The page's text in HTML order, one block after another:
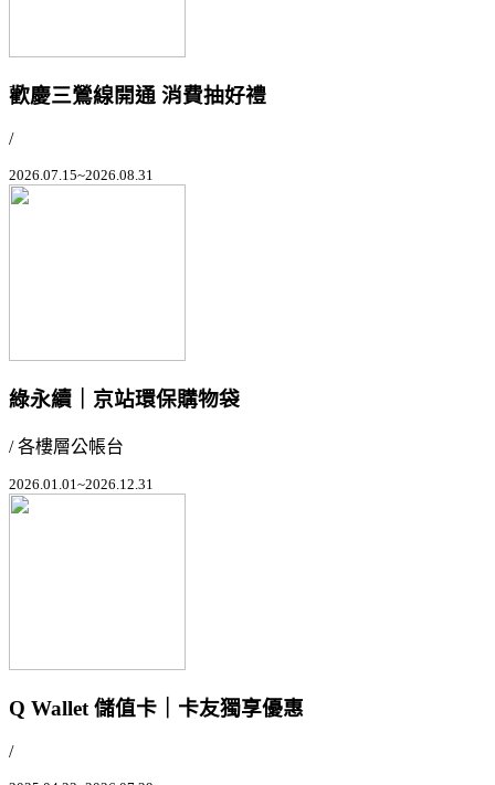
歡慶三鶯線開通 消費抽好禮
/
2026.07.15~2026.08.31
綠永續｜京站環保購物袋
/ 各樓層公帳台
2026.01.01~2026.12.31
Q Wallet 儲值卡｜卡友獨享優惠
/